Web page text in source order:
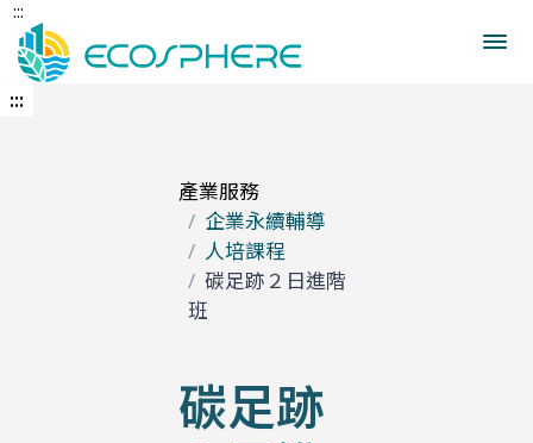
跳
到
中
內
:::
:::
產業服務
企業永續輔導
人培課程
碳足跡２日進階
班
碳足跡